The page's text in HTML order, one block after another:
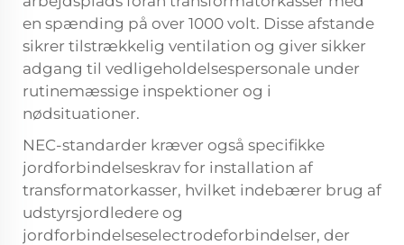
en spænding på over 1000 volt. Disse afstande
sikrer tilstrækkelig ventilation og giver sikker
adgang til vedligeholdelsespersonale under
rutinemæssige inspektioner og i
nødsituationer.
NEC-standarder kræver også specifikke
jordforbindelseskrav for installation af
transformatorkasser, hvilket indebærer brug af
udstyrsjordledere og
jordforbindelseselectrodeforbindelser, der